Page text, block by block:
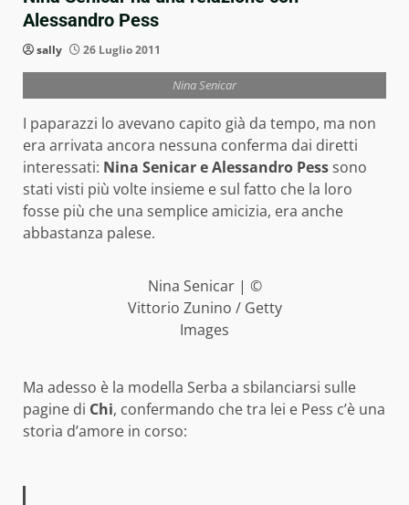
Alessandro Pess
sally 26 Luglio 2011
Nina Senicar
I paparazzi lo avevano capito già da tempo, ma non
era arrivata ancora nessuna conferma dai diretti
interessati: Nina Senicar e Alessandro Pesssono
stati visti più volte insieme e sul fatto che la loro
fosse più che una semplice amicizia, era anche
abbastanza palese.
Nina Senicar | ©
Vittorio Zunino / Getty
Images
Ma adesso è la modella Serba a sbilanciarsi sulle
pagine di Chi, confermando che tra lei e Pess c’è una
storia d’amore in corso: